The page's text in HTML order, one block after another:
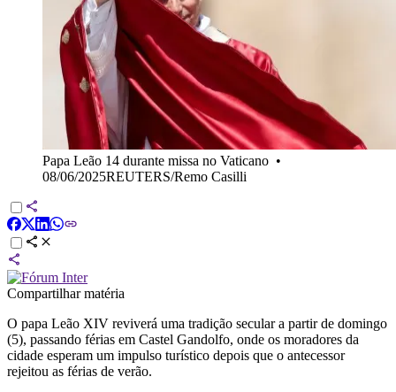
Papa Leão 14 durante missa no Vaticano •
08/06/2025REUTERS/Remo Casilli
Compartilhar matéria
O papa Leão XIV reviverá uma tradição secular a partir de domingo
(5), passando férias em Castel Gandolfo, onde os moradores da
cidade esperam um impulso turístico depois que o antecessor
rejeitou as férias de verão.